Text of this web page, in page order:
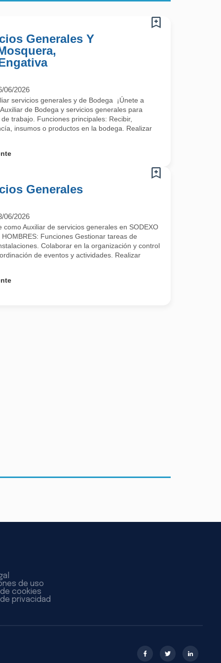
Generales Y
06/2026
servicios generales y de Bodega ¡Únete a
de Bodega y servicios generales para
trabajo. Funciones principales: Recibir,
insumos o productos en la bodega. Realizar
Generales
06/2026
Auxiliar de servicios generales en SODEXO
Funciones Gestionar tareas de
Colaborar en la organización y control
de eventos y actividades. Realizar
de uso
cookies
privacidad